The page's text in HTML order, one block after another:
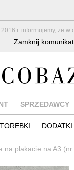
r. informujemy, że
Zamknij
SPRZEDAWCY
TOREBKI DODATKI
na plakacie na A3